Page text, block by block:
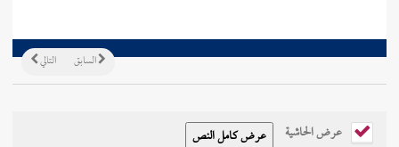
التالي السابق
عرض الحاشية